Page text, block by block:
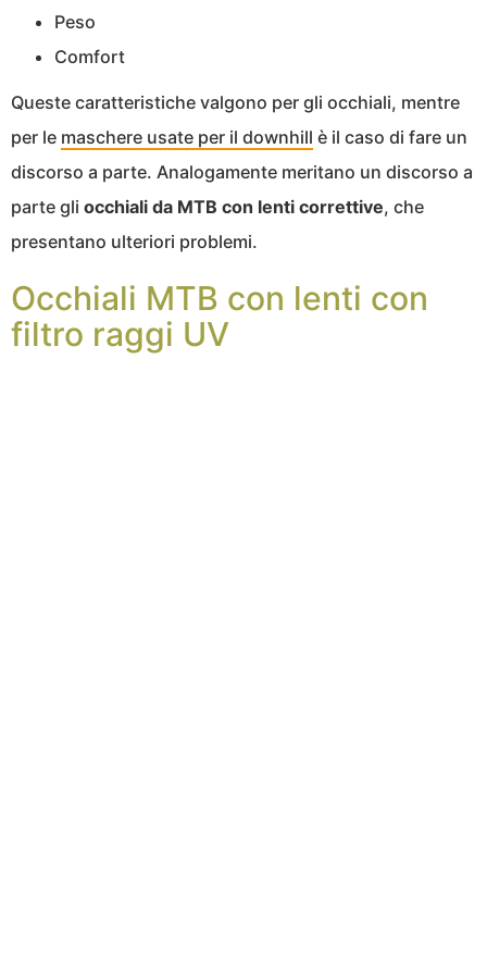
Peso
Comfort
Queste caratteristiche valgono per gli occhiali, mentre
per le maschere usate per il downhill è il caso di fare un
discorso a parte. Analogamente meritano un discorso a
parte gli occhiali da MTB con lenti correttive, che
presentano ulteriori problemi.
Occhiali MTB con lenti con
filtro raggi UV